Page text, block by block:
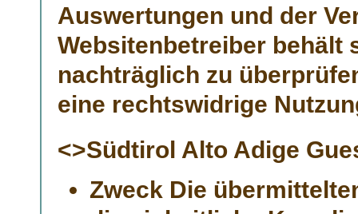
Auswertungen und der
Websitenbetreiber behält
nachträglich zu
eine rechtswidrige
<>Südtirol Alto Adige
Zweck Die